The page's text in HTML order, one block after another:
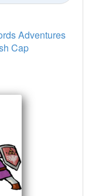
Adventures
Cap